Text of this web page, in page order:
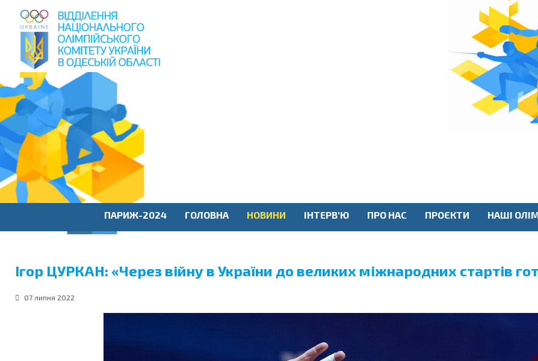
пошук
по
сайту
ПАРИЖ-2024 ГОЛОВНА НОВИНИ ІНТЕРВ'Ю ПРО НАС ПРОЄКТИ НАШІ
Ігор ЦУРКАН: «Через війну в України до великих міжнародних стартів
07 липня 2022